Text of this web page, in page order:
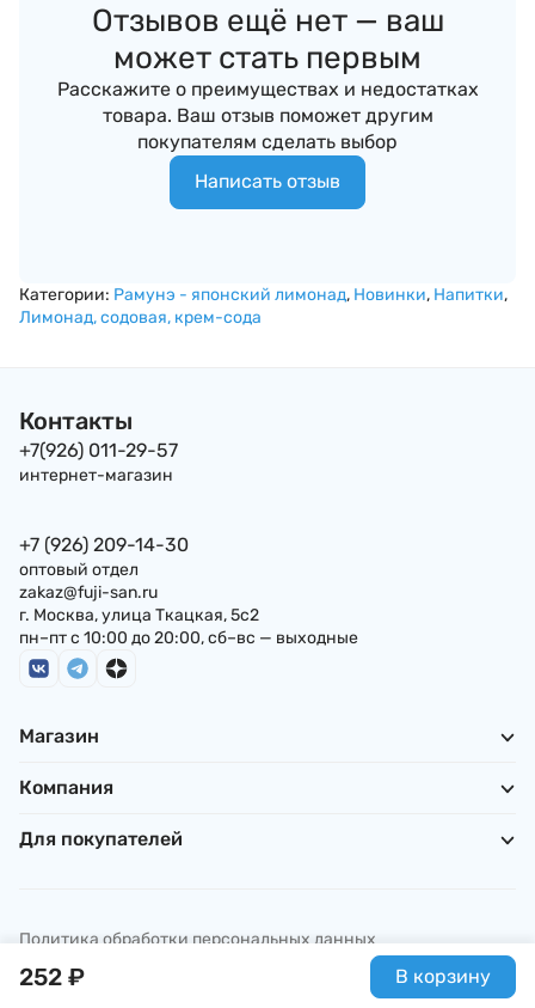
252 ₽ В корзину
Отзывов ещё нет — ваш
может стать первым
Расскажите о преимуществах и недостатках
товара. Ваш отзыв поможет другим
покупателям сделать выбор
Написать отзыв
Категории: Рамунэ - японский лимонад, Новинки, Напитки,
Лимонад, содовая, крем-сода
Контакты
+7(926) 011-29-57
интернет-магазин
+7 (926) 209-14-30
оптовый отдел
zakaz@fuji-san.ru
г. Москва, улица Ткацкая, 5с2
пн–пт с 10:00 до 20:00, сб–вс — выходные
Магазин
Компания
Для покупателей
Политика обработки персональных данных